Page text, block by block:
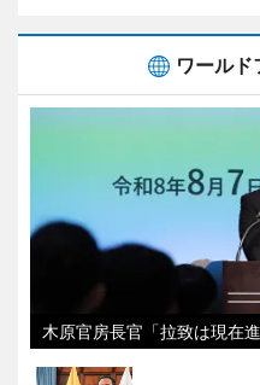
ワールド
木原官房長官「拉致は現在進